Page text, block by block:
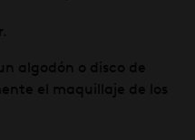
algodón o disco de
el maquillaje de los